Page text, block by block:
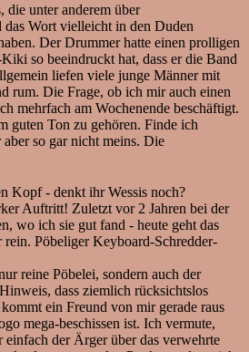
die unter anderem über
Wort vielleicht in den Duden
Der Drummer hatte einen prolligen
so beeindruckt hat, dass er die Band
liefen viele junge Männer mit
rum. Die Frage, ob ich mir auch einen
mehrfach am Wochenende beschäftigt.
guten Ton zu gehören. Finde ich
so gar nicht meins. Die
Kopf - denkt ihr Wessis noch?
Auftritt! Zuletzt vor 2 Jahren bei der
wo ich sie gut fand - heute geht das
rein. Pöbeliger Keyboard-Schredder-
reine Pöbelei, sondern auch der
dass ziemlich rücksichtslos
ein Freund von mir gerade raus
mega-beschissen ist. Ich vermute,
einfach der Ärger über das verwehrte